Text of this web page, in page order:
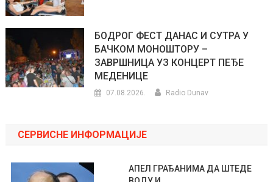
БОДРОГ ФЕСТ ДАНАС И СУТРА У
БАЧКОМ МОНОШТОРУ –
ЗАВРШНИЦА УЗ КОНЦЕРТ ПЕЂЕ
МЕДЕНИЦЕ
07.08.2026. Radio Dunav
СЕРВИСНЕ ИНФОРМАЦИЈЕ
АПЕЛ ГРАЂАНИМА ДА ШТЕДЕ